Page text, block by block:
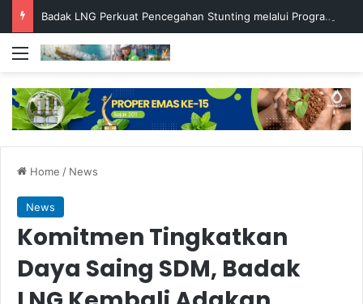
Badak LNG Perkuat Pencegahan Stunting melalui Program Akar Ranting
Menu
Home / News
News
Komitmen Tingkatkan
Daya Saing SDM, Badak